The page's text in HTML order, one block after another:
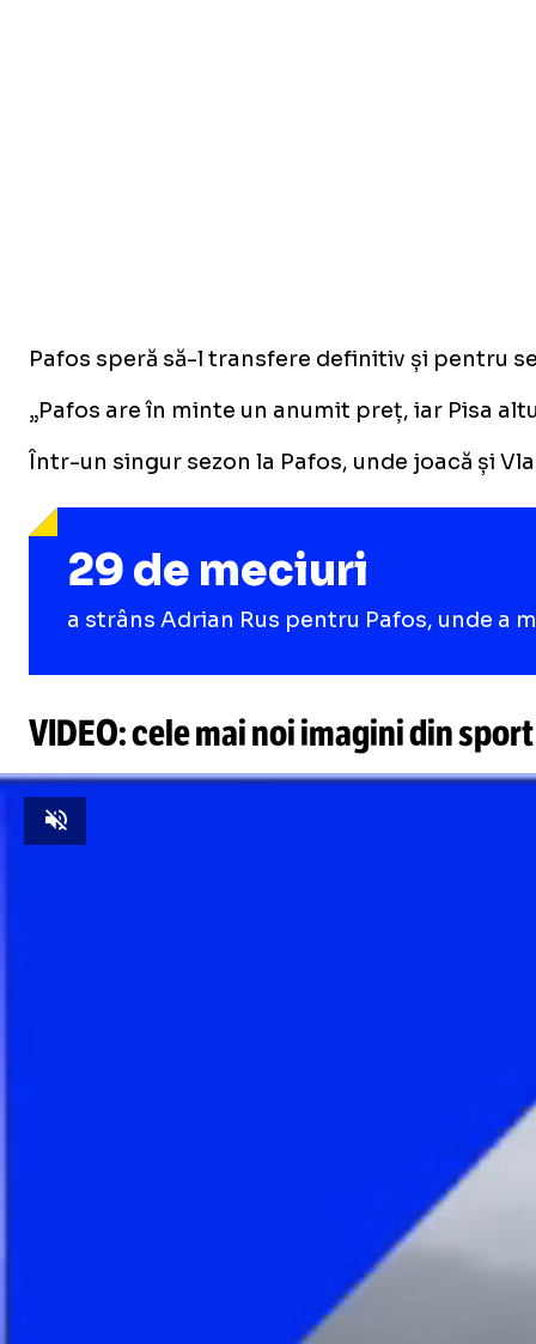
Pafos speră să-l transfere definitiv și pentru
„Pafos are în minte un anumit preț, iar Pisa
Într-un singur sezon la Pafos, unde joacă și
29 de meciuri
a strâns Adrian Rus pentru Pafos, unde a
VIDEO: cele mai noi imagini din sport
Unmute